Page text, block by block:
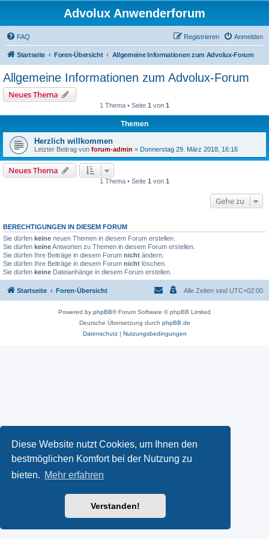
Diese Website nutzt Cookies, um Ihnen den
bestmöglichen Komfort bei der Nutzung zu
bieten. Mehr erfahren
Verstanden!
Advolux Anwenderforum
FAQ Anmelden
Registrieren
Startseite Foren-Übersicht Allgemeine Informationen zum Advolux-Forum
Allgemeine Informationen zum Advolux-Forum
Neues Thema
1 Thema • Seite 1 von 1
Themen
Herzlich willkommen
Letzter Beitrag von forum-admin « Donnerstag 29. März 2018, 16:16
Neues Thema
1 Thema • Seite 1 von 1
Gehe zu
BERECHTIGUNGEN IN DIESEM FORUM
Sie dürfen keine neuen Themen in diesem Forum erstellen.
Sie dürfen keineAntworten zu Themen in diesem Forum erstellen.
Sie dürfen Ihre Beiträge in diesem Forum nicht ändern.
Sie dürfen Ihre Beiträge in diesem Forum nicht löschen.
Sie dürfen keine Dateianhänge in diesem Forum erstellen.
Startseite Foren-Übersicht Alle Zeiten sind UTC+02:00
Powered by phpBB® Forum Software © phpBB Limited
Deutsche Übersetzung durch phpBB.de
Datenschutz| Nutzungsbedingungen